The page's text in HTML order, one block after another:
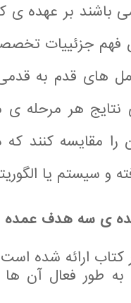
می باشند بر عهده ی
فهم جزئییات
های قدم به
نتایج هر مرحله ی
را مقایسه کنند
و سیستم یا
ی سه هدف
ارائه شده است
طور فعال آن ها